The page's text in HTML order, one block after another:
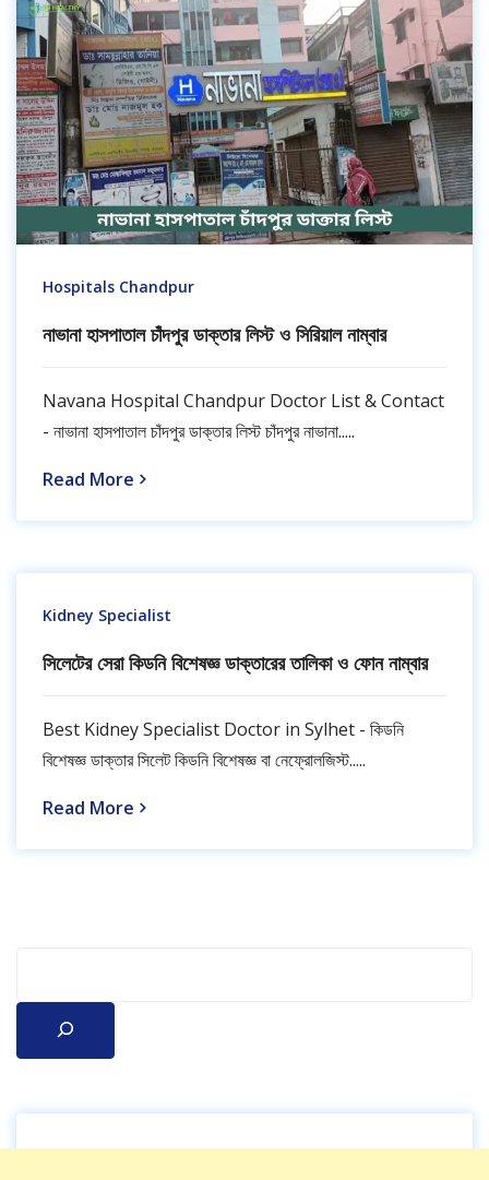
Hospitals Chandpur
নাভানা হাসপাতাল চাঁদপুর ডাক্তার লিস্ট ও সিরিয়াল নাম্বার
Navana Hospital Chandpur Doctor List & Contact
- নাভানা হাসপাতাল চাঁদপুর ডাক্তার লিস্ট চাঁদপুর নাভানা.....
Read More
Kidney Specialist
সিলেটের সেরা কিডনি বিশেষজ্ঞ ডাক্তারের তালিকা ও ফোন নাম্বার
Best Kidney Specialist Doctor in Sylhet - কিডনি
বিশেষজ্ঞ ডাক্তার সিলেট কিডনি বিশেষজ্ঞ বা নেফ্রোলজিস্ট.....
Read More